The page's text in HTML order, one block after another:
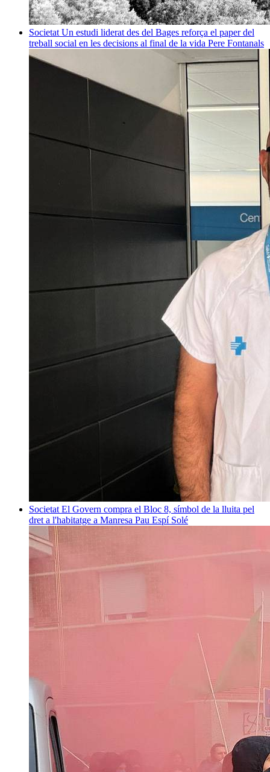
Societat Un estudi liderat des del Bages reforça el paper del
treball social en les decisions al final de la vida Pere Fontanals
Societat El Govern compra el Bloc 8, símbol de la lluita pel
dret a l'habitatge a Manresa Pau Espí Solé